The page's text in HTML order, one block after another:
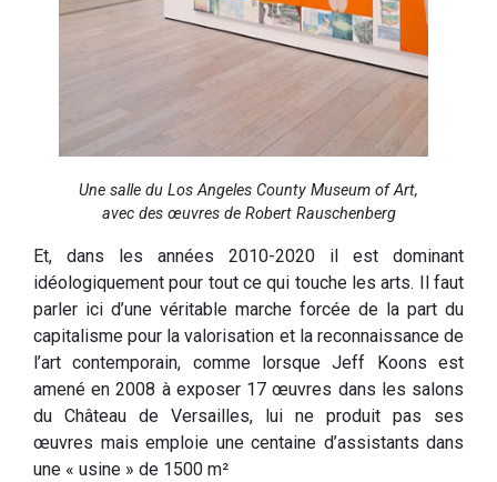
Une salle du Los Angeles County Museum of Art,
avec des œuvres de Robert Rauschenberg
Et, dans les années 2010-2020 il est dominant
idéologiquement pour tout ce qui touche les arts. Il faut
parler ici d’une véritable marche forcée de la part du
capitalisme pour la valorisation et la reconnaissance de
l’art contemporain, comme lorsque Jeff Koons est
amené en 2008 à exposer 17 œuvres dans les salons
du Château de Versailles, lui ne produit pas ses
œuvres mais emploie une centaine d’assistants dans
une « usine » de 1500 m²